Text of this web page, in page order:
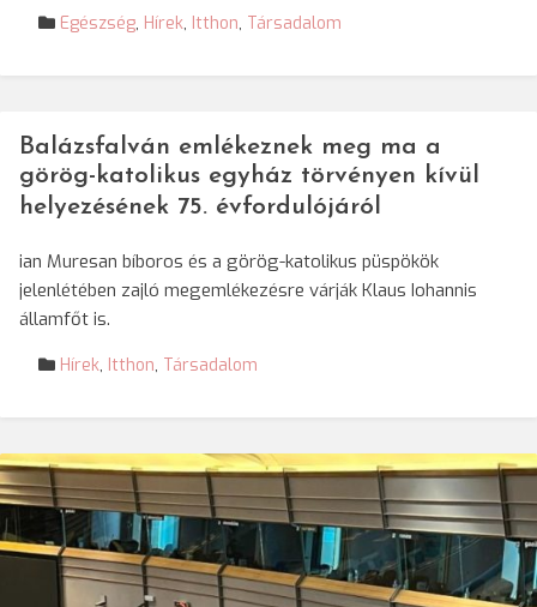
Egészség, Hírek, Itthon, Társadalom
Balázsfalván emlékeznek meg ma a
görög-katolikus egyház törvényen kívül
helyezésének 75. évfordulójáról
ian Muresan bíboros és a görög-katolikus püspökök
jelenlétében zajló megemlékezésre várják Klaus Iohannis
államfőt is.
Hírek, Itthon, Társadalom